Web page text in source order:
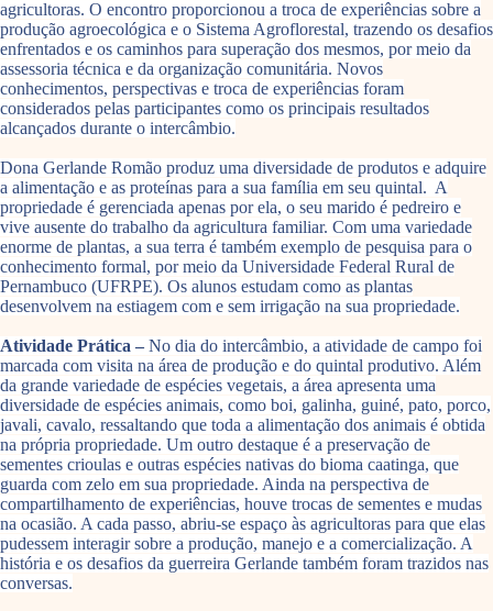
agricultoras. O encontro proporcionou a troca de experiências sobre a
produção agroecológica e o Sistema Agroflorestal, trazendo os desafios
enfrentados e os caminhos para superação dos mesmos, por meio da
assessoria técnica e da organização comunitária. Novos
conhecimentos, perspectivas e troca de experiências foram
considerados pelas participantes como os principais resultados
alcançados durante o intercâmbio.
Dona Gerlande Romão produz uma diversidade de produtos e adquire
a alimentação e as proteínas para a sua família em seu quintal. A
propriedade é gerenciada apenas por ela, o seu marido é pedreiro e
vive ausente do trabalho da agricultura familiar. Com uma variedade
enorme de plantas, a sua terra é também exemplo de pesquisa para o
conhecimento formal, por meio da Universidade Federal Rural de
Pernambuco (UFRPE). Os alunos estudam como as plantas
desenvolvem na estiagem com e sem irrigação na sua propriedade.
Atividade Prática – No dia do intercâmbio, a atividade de campo foi
marcada com visita na área de produção e do quintal produtivo. Além
da grande variedade de espécies vegetais, a área apresenta uma
diversidade de espécies animais, como boi, galinha, guiné, pato, porco,
javali, cavalo, ressaltando que toda a alimentação dos animais é obtida
na própria propriedade. Um outro destaque é a preservação de
sementes crioulas e outras espécies nativas do bioma caatinga, que
guarda com zelo em sua propriedade. Ainda na perspectiva de
compartilhamento de experiências, houve trocas de sementes e mudas
na ocasião. A cada passo, abriu-se espaço às agricultoras para que elas
pudessem interagir sobre a produção, manejo e a comercialização. A
história e os desafios da guerreira Gerlande também foram trazidos nas
conversas.